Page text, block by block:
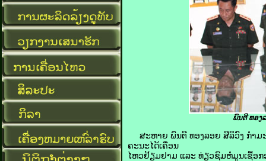
ພົນຕີທອງ
ສະຫາຍ ພົນຕີ ທອງລອຍ ສີລິວົງ ກໍາມະ
ຄະນະໄດ້ເຄື່ອນ
ໄຫວຢ້ຽມຢາມ ແລະ ທ່ຽວຊົມຫໍມູນເຊື້ອກ